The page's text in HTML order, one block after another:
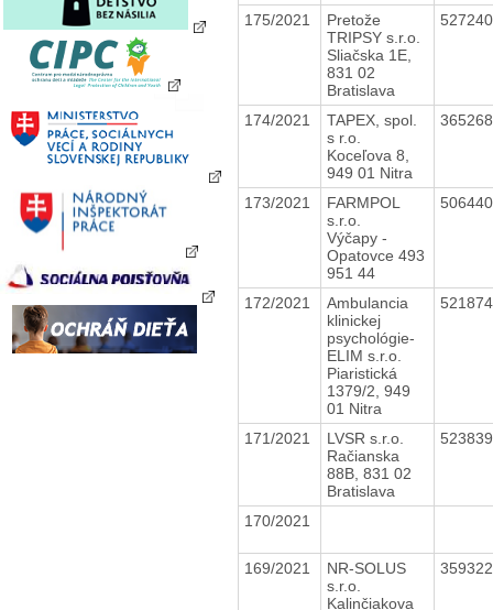
175/2021
Pretože
TRIPSY s.r.o.
Sliačska 1E,
831 02
Bratislava
174/2021
TAPEX, spol.
s r.o.
Koceľova 8,
949 01 Nitra
173/2021
FARMPOL
s.r.o.
Výčapy -
Opatovce 493
951 44
172/2021
Ambulancia
klinickej
psychológie-
ELIM s.r.o.
Piaristická
1379/2, 949
01 Nitra
171/2021
LVSR s.r.o.
Račianska
88B, 831 02
Bratislava
170/2021
169/2021
NR-SOLUS
s.r.o.
Kalinčiakova